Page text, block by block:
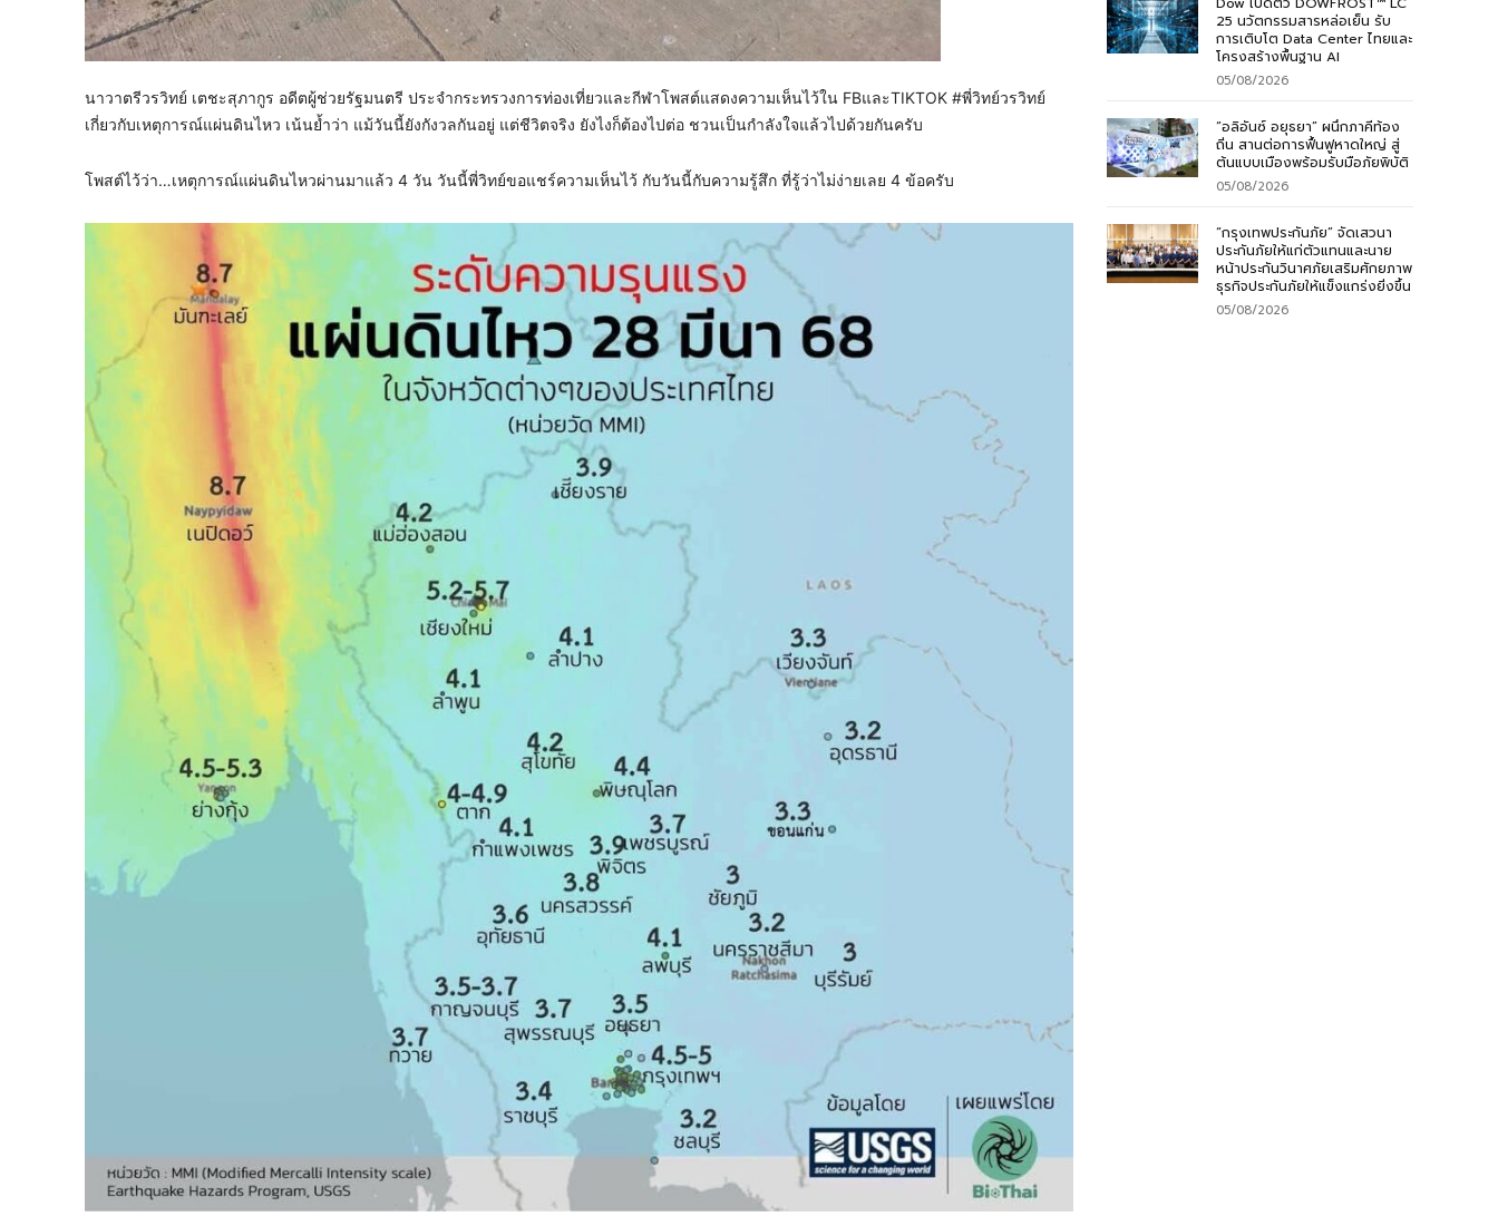
นาวาตรีวรวิทย์ เตชะสุภากูร อดีตผู้ช่วยรัฐมนตรี ประจำกระทรวงการท่องเที่ยวและกีฬาโพสต์แสดงความเห็นไว้ใน FBและTIKTOK #พี่วิทย์วรวิทย์
เกี่ยวกับเหตุการณ์แผ่นดินไหว เน้นย้ำว่า แม้วันนี้ยังกังวลกันอยู่ แต่ชีวิตจริง ยังไงก็ต้องไปต่อ ชวนเป็นกำลังใจแล้วไปด้วยกันครับ
โพสต์ไว้ว่า…เหตุการณ์แผ่นดินไหวผ่านมาแล้ว 4 วัน วันนี้พี่วิทย์ขอแชร์ความเห็นไว้ กับวันนี้กับความรู้สึก ที่รู้ว่าไม่ง่ายเลย 4 ข้อครับ
25 นวัตกรรมสารหล่อเย็น รับ
การเติบโต Data Center ไทยและ
โครงสร้างพื้นฐาน AI
05/08/2026
“อลิอันซ์ อยุธยา” ผนึกภาคีท้อง
ถิ่น สานต่อการฟื้นฟูหาดใหญ่ สู่
ต้นแบบเมืองพร้อมรับมือภัยพิบัติ
05/08/2026
“กรุงเทพประกันภัย” จัดเสวนา
ประกันภัยให้แก่ตัวแทนและนาย
หน้าประกันวินาศภัยเสริมศักยภาพ
ธุรกิจประกันภัยให้แข็งแกร่งยิ่งขึ้น
05/08/2026